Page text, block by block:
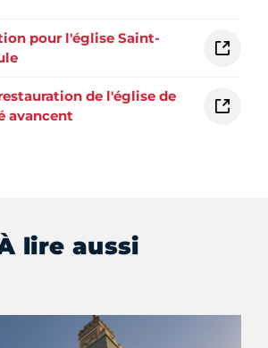
pour l'église Saint-
de l'église de
avancent
lire aussi